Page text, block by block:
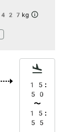
427kg
15:
50
〜
15:
55